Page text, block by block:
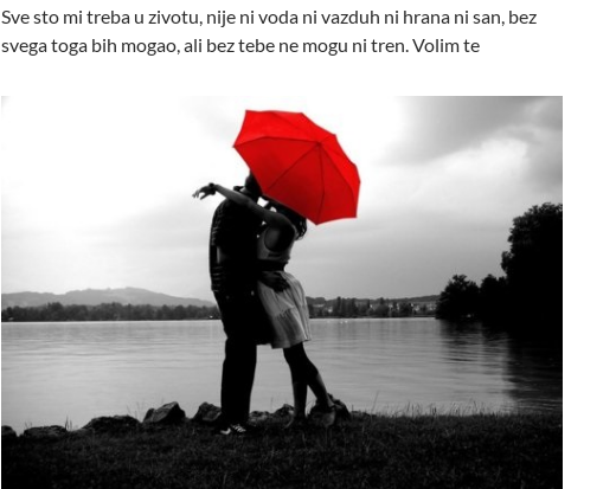
Sve sto mi treba u zivotu, nije ni voda ni vazduh ni hrana ni san, bez
svega toga bih mogao, ali bez tebe ne mogu ni tren. Volim te